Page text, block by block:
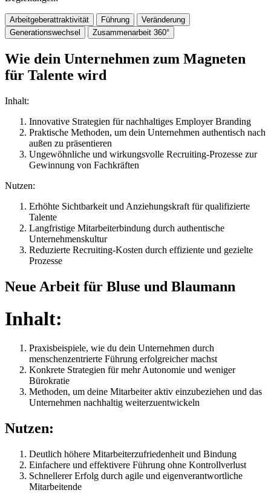
Arbeitgeberattraktivität Führung
Veränderung
Generationswechsel
Zusammenarbeit 360°
Wie dein Unternehmen zum Magneten
für Talente wird
Inhalt:
Innovative Strategien für nachhaltiges Employer Branding
Praktische Methoden, um dein Unternehmen authentisch nach
außen zu präsentieren
Ungewöhnliche und wirkungsvolle Recruiting-Prozesse zur
Gewinnung von Fachkräften
Nutzen:
Erhöhte Sichtbarkeit und Anziehungskraft für qualifizierte
Talente
Langfristige Mitarbeiterbindung durch authentische
Unternehmenskultur
Reduzierte Recruiting-Kosten durch effiziente und gezielte
Prozesse
Neue Arbeit für Bluse und Blaumann
Inhalt:
Praxisbeispiele, wie du dein Unternehmen durch
menschenzentrierte Führung erfolgreicher machst
Konkrete Strategien für mehr Autonomie und weniger
Bürokratie
Methoden, um deine Mitarbeiter aktiv einzubeziehen und das
Unternehmen nachhaltig weiterzuentwickeln
Nutzen:
Deutlich höhere Mitarbeiterzufriedenheit und Bindung
Einfachere und effektivere Führung ohne Kontrollverlust
Schnellerer Erfolg durch agile und eigenverantwortliche
Mitarbeitende